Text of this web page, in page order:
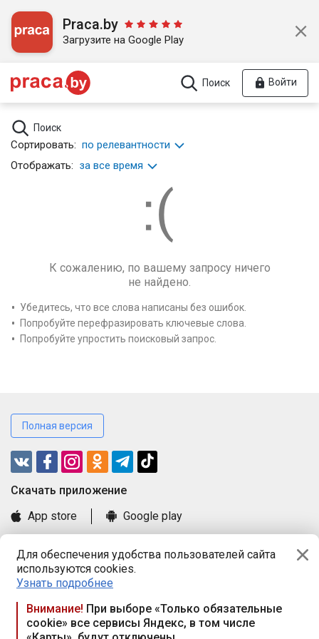
Для обеспечения удобства пользователей сайта
используются cookies.
Узнать подробнее
Внимание! При выборе «Только обязательные
cookie» все сервисы Яндекс, в том числе
Praca.by
Загрузите на Google Play
Поиск Войти
Поиск
Сортировать: по релевантности
Отображать: за все время
К сожалению, по вашему запросу ничего
не найдено.
Убедитесь, что все слова написаны без ошибок.
Попробуйте перефразировать ключевые слова.
Попробуйте упростить поисковый запрос.
Полная версия
Cкачать приложение
App store
Google play
Книга замечаний и предложений
Правила и документы
Praca.by © 2000—2026, ООО «ПРАЦА БАЙ»
Республика Беларусь, 220114, г. Минск, пр-т Независимости
117а, пом. № 9.